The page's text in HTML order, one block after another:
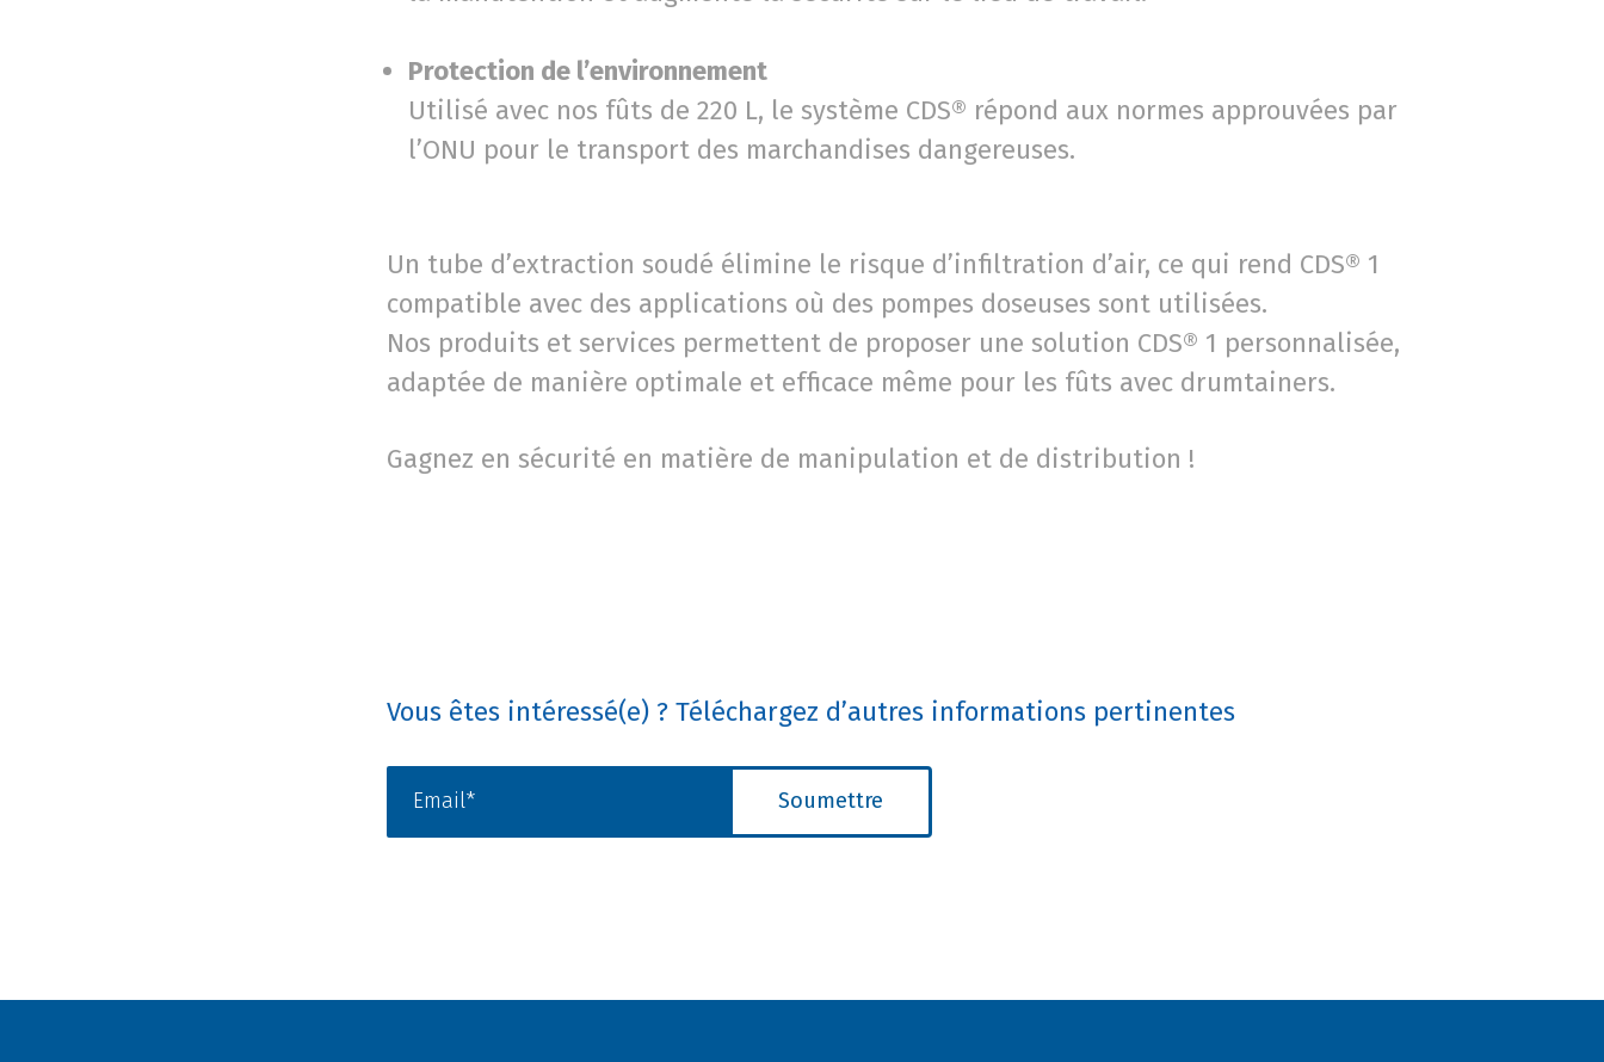
Protection de l’environnement
Utilisé avec nos fûts de 220 L, le système CDS® répond aux normes approuvées par
l’ONU pour le transport des marchandises dangereuses.
Un tube d’extraction soudé élimine le risque d’infiltration d’air, ce qui rend CDS® 1
compatible avec des applications où des pompes doseuses sont utilisées.
Nos produits et services permettent de proposer une solution CDS® 1 personnalisée,
adaptée de manière optimale et efficace même pour les fûts avec drumtainers.
Gagnez en sécurité en matière de manipulation et de distribution !
Vous êtes intéressé(e) ? Téléchargez d’autres informations pertinentes